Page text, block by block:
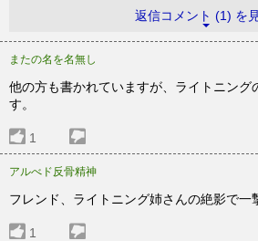
返信コメント (1) を
またの名を名無し
他の方も書かれていますが、ライトニング
す。
1
アルべド反骨精神
フレンド、ライトニング姉さんの絶影で一
1